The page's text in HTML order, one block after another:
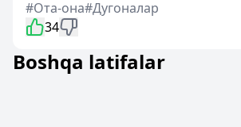
#Ота-она#Дугоналар
34
Boshqa latifalar